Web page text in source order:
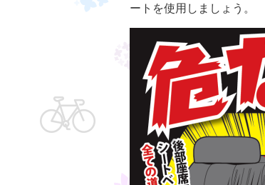
ートを使用しましょう。